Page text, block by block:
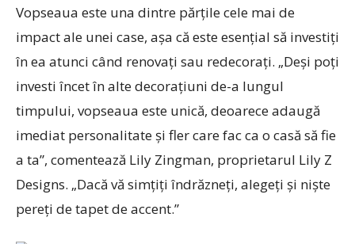
Vopseaua este una dintre părțile cele mai de
impact ale unei case, așa că este esențial să investiți
în ea atunci când renovați sau redecorați. „Deși poți
investi încet în alte decorațiuni de-a lungul
timpului, vopseaua este unică, deoarece adaugă
imediat personalitate și fler care fac ca o casă să fie
a ta”, comentează Lily Zingman, proprietarul Lily Z
Designs. „Dacă vă simțiți îndrăzneți, alegeți și niște
pereți de tapet de accent.”